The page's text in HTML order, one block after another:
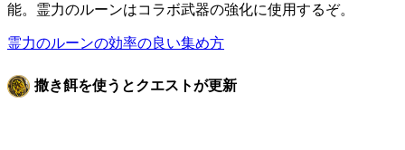
能。霊力のルーンはコラボ武器の強化に使用するぞ。
霊力のルーンの効率の良い集め方
撒き餌を使うとクエストが更新